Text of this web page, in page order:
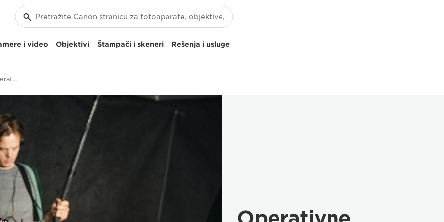
i video Objektivi Štampači i skeneri Rešenja i usluge
Video kamera C700 – operativne funkcije